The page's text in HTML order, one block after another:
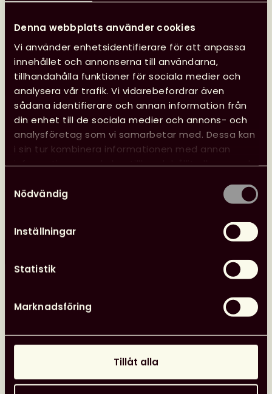
Denna webbplats använder cookies
Vi använder enhetsidentifierare för att anpassa
innehållet och annonserna till användarna,
tillhandahålla funktioner för sociala medier och
analysera vår trafik. Vi vidarebefordrar även
sådana identifierare och annan information från
din enhet till de sociala medier och annons- och
analysföretag som vi samarbetar med. Dessa kan
i sin tur kombinera informationen med annan
information som du har tillhandahållit eller som de
Nödvändig
Inställningar
Statistik
Marknadsföring
Tillåt alla
Se Svensk biblioteksförenings
programpunkter i Almedalen
Svensk biblioteksförening anordnade tre
biblioteksfrågor, bildning och kultur. Samtalen spelades
Svensk
programpunkter
Almedalen
26 juni, 2026 Nyheter